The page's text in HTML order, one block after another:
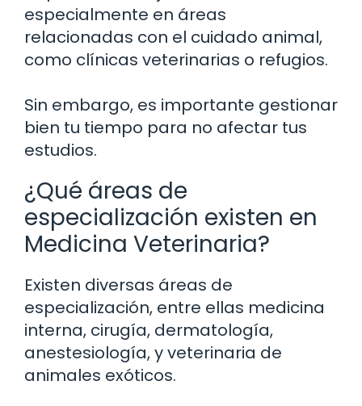
especialmente en áreas
relacionadas con el cuidado animal,
como clínicas veterinarias o refugios.
Sin embargo, es importante gestionar
bien tu tiempo para no afectar tus
estudios.
¿Qué áreas de
especialización existen en
Medicina Veterinaria?
Existen diversas áreas de
especialización, entre ellas medicina
interna, cirugía, dermatología,
anestesiología, y veterinaria de
animales exóticos.